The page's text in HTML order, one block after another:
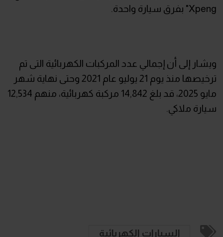
Xpeng" بفرق سيارة واحدة.
ويشار إلى أن إجمالي عدد المركبات الكهربائية التى تم
ترخيصها منذ يوم 21 يوليو عام 2021 وحتى نهاية شهر
مايو 2025، قد بلغ 14,842 مركبة كهربائية، منهم 12,534
سيارة ملاكي.
السيارات الكهربائية